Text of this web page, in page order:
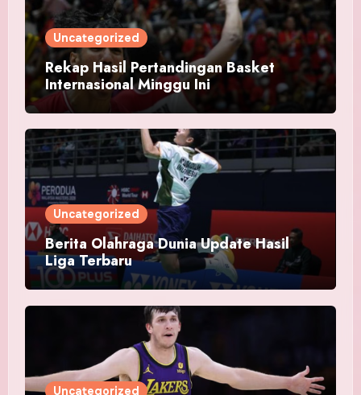
Uncategorized
Rekap Hasil Pertandingan Basket
Internasional Minggu Ini
Uncategorized
Berita Olahraga Dunia Update Hasil
Liga Terbaru
Uncategorized